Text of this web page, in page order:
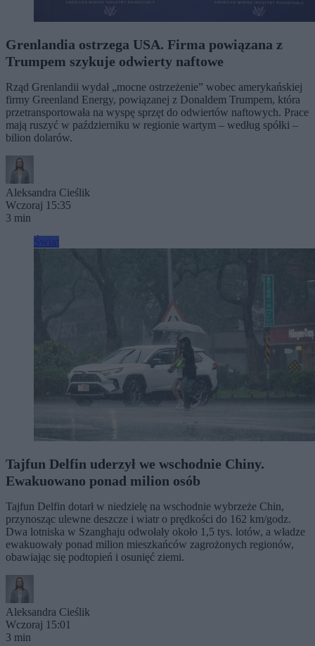
Grenlandia ostrzega USA. Firma powiązana z
Trumpem szykuje odwierty naftowe
Rząd Grenlandii wydał „mocne ostrzeżenie” wobec amerykańskiej
firmy Greenland Energy, powiązanej z Donaldem Trumpem, która
przetransportowała na wyspę sprzęt do odwiertów naftowych. Prace
mają ruszyć w październiku w regionie wartym – według spółki –
bilion dolarów.
Aleksandra Cieślik
Wczoraj 15:35
3 min
Tajfun Delfin uderzył we wschodnie Chiny.
Ewakuowano ponad milion osób
Tajfun Delfin dotarł w niedzielę na wschodnie wybrzeże Chin,
przynosząc ulewne deszcze i wiatr o prędkości do 162 km/godz.
Dwa lotniska w Szanghaju odwołały około 1,5 tys. lotów, a władze
ewakuowały ponad milion mieszkańców zagrożonych regionów,
obawiając się podtopień i osunięć ziemi.
Aleksandra Cieślik
Wczoraj 15:01
3 min